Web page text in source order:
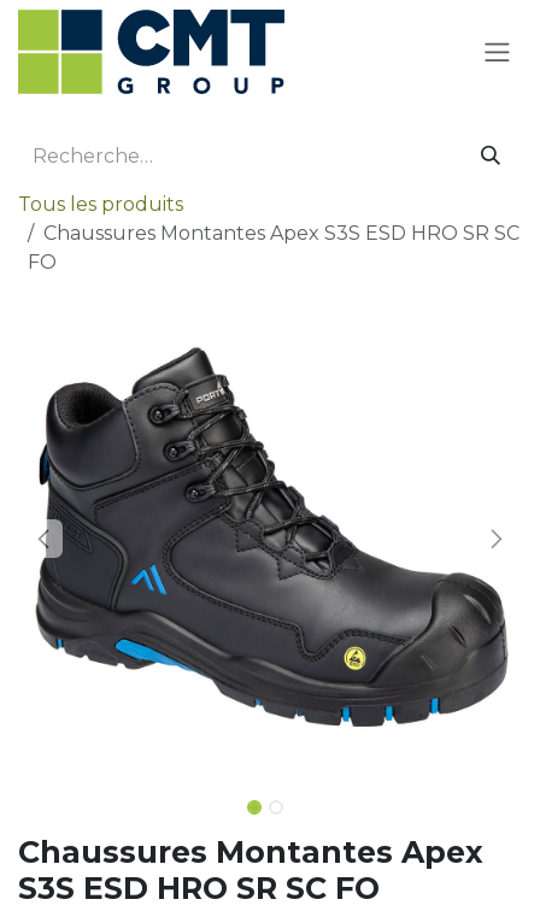
Se rendre au contenu
Tous les produits
Chaussures Montantes Apex S3S ESD HRO SR SC
FO
Chaussures Montantes Apex
S3S ESD HRO SR SC FO